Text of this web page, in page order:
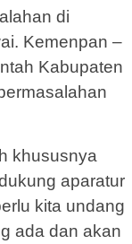
di
Kemenpan –
Kabupaten
khususnya
aparatur
kita undang
ada dan akan